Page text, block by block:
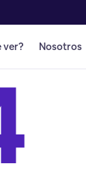
ver? Nosotros